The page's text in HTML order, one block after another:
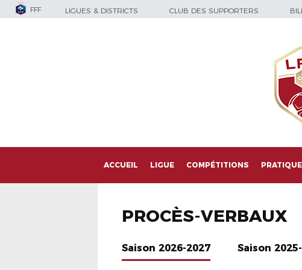
FFF LIGUES & DISTRICTS CLUB DES SUPPORTERS
ACCUEIL LIGUE COMPÉTITIONS
PROCÈS-VERBAUX
Saison 2026-2027 Saison